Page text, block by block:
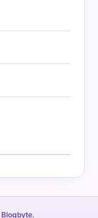
Blogbyte.